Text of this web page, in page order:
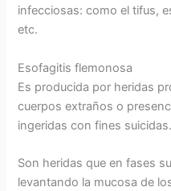
infecciosas: como el tifus,
etc.
Esofagitis flemonosa
Es producida por heridas
cuerpos extraños o
ingeridas con fines suicidas.
Son heridas que en fases
levantando la mucosa de